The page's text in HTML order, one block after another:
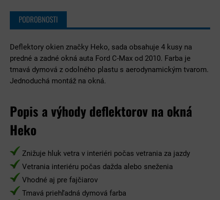
PODROBNOSTI
Deflektory okien značky Heko, sada obsahuje 4 kusy na
predné a zadné okná auta Ford C-Max od 2010. Farba je
tmavá dymová z odolného plastu s aerodynamickým tvarom.
Jednoduchá montáž na okná.
Popis a výhody deflektorov na okná
Heko
Znižuje hluk vetra v interiéri počas vetrania za jazdy
Vetrania interiéru počas dažda alebo sneženia
Vhodné aj pre fajčiarov
Tmavá priehľadná dymová farba